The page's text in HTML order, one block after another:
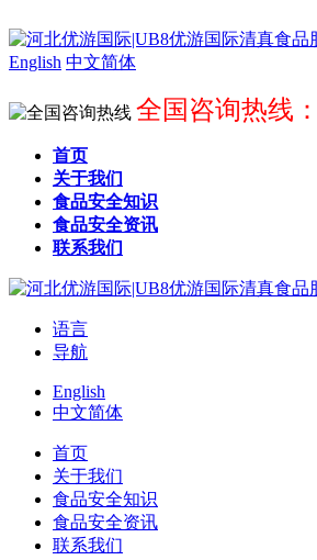
English 中文简体
全国咨询热线
首页
关于我们
食品安全知识
食品安全资讯
联系我们
语言
导航
English
中文简体
首页
关于我们
食品安全知识
食品安全资讯
联系我们